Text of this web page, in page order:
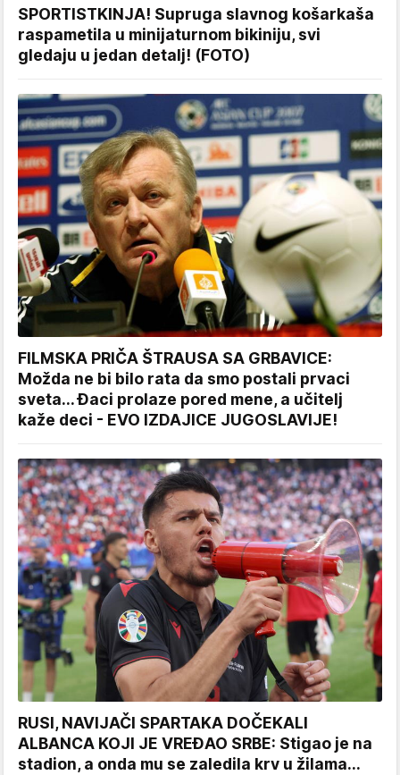
SPORTISTKINJA! Supruga slavnog košarkaša
raspametila u minijaturnom bikiniju, svi
gledaju u jedan detalj! (FOTO)
FILMSKA PRIČA ŠTRAUSA SA GRBAVICE:
Možda ne bi bilo rata da smo postali prvaci
sveta... Đaci prolaze pored mene, a učitelj
kaže deci - EVO IZDAJICE JUGOSLAVIJE!
RUSI, NAVIJAČI SPARTAKA DOČEKALI
ALBANCA KOJI JE VREĐAO SRBE: Stigao je na
stadion, a onda mu se zaledila krv u žilama...